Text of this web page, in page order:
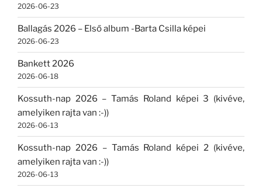
2026-06-23
Ballagás 2026 – Első album -Barta Csilla képei
2026-06-23
Bankett 2026
2026-06-18
Kossuth-nap 2026 – Tamás Roland képei 3 (kivéve,
amelyiken rajta van :-))
2026-06-13
Kossuth-nap 2026 – Tamás Roland képei 2 (kivéve,
amelyiken rajta van :-))
2026-06-13